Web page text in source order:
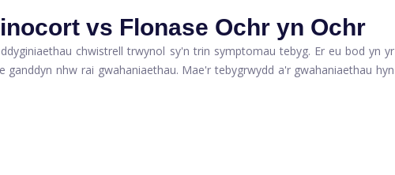
vs Flonase Ochr yn Ochr
chwistrell trwynol sy'n trin symptomau tebyg. Er eu bod yn yr
nhw rai gwahaniaethau. Mae'r tebygrwydd a'r gwahaniaethau hyn